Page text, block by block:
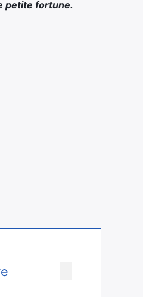
petite fortune.